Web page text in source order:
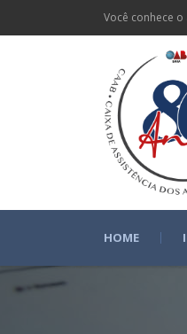
Você conhece o
HOME